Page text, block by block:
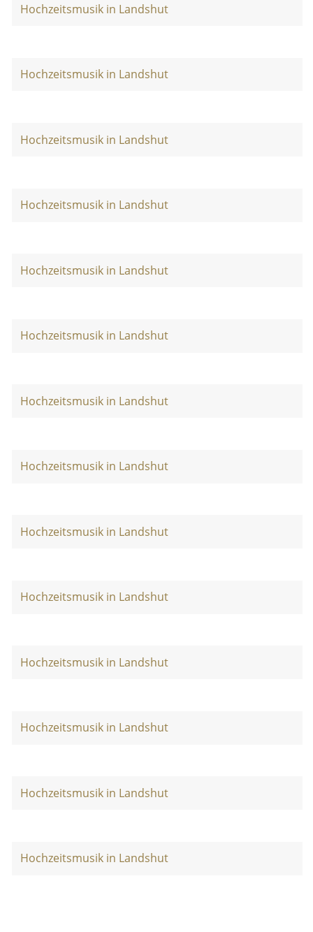
Hochzeitsmusik in Landshut
Hochzeitsmusik in Landshut
Hochzeitsmusik in Landshut
Hochzeitsmusik in Landshut
Hochzeitsmusik in Landshut
Hochzeitsmusik in Landshut
Hochzeitsmusik in Landshut
Hochzeitsmusik in Landshut
Hochzeitsmusik in Landshut
Hochzeitsmusik in Landshut
Hochzeitsmusik in Landshut
Hochzeitsmusik in Landshut
Hochzeitsmusik in Landshut
Hochzeitsmusik in Landshut